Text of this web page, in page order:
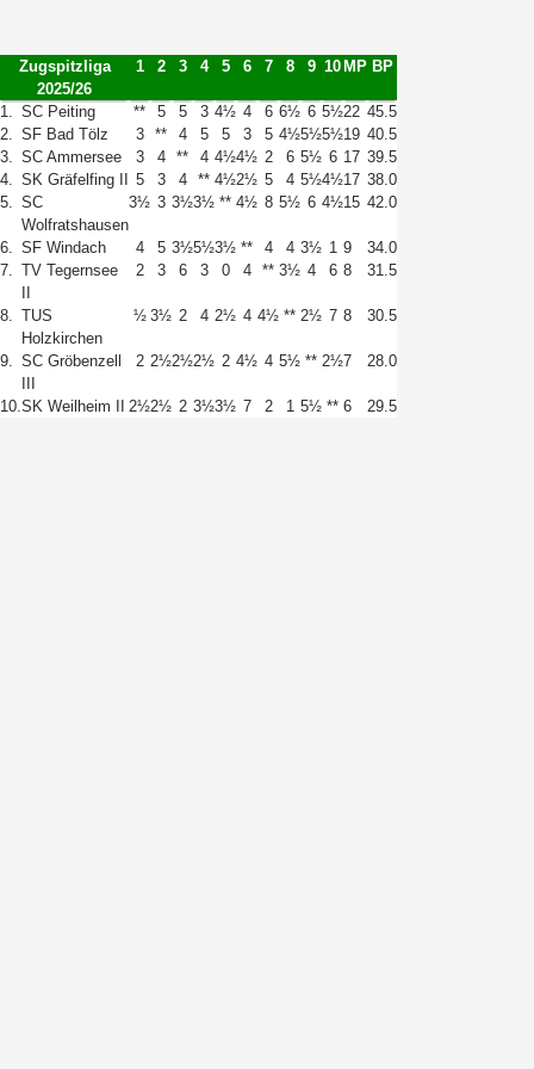
Zugspitzliga
2025/26
1 2 3 4 5 6 7 8 9 10 MP BP
1. SC Peiting ** 5 5 3 4½ 4 6 6½ 6 5½22 45.5
2. SF Bad Tölz 3 ** 4 5 5 3 5 4½5½5½19 40.5
3. SC Ammersee 3 4 ** 4 4½4½ 2 6 5½ 6 17 39.5
4. SK Gräfelfing II 5 3 4 ** 4½2½ 5 4 5½4½17 38.0
5. SC
Wolfratshausen
3½ 3 3½3½ ** 4½ 8 5½ 6 4½15 42.0
6. SF Windach 4 5 3½5½3½ ** 4 4 3½ 1 9
34.0
7. TV Tegernsee
2 3 6 3 0 4 ** 3½ 4 6 8 31.5
8. TUS
Holzkirchen
½ 3½ 2 4 2½ 4 4½ ** 2½ 7 8 30.5
9. SC Gröbenzell
2 2½2½2½ 2 4½ 4 5½ ** 2½7 28.0
10.SK Weilheim II 2½2½ 2 3½3½ 7 2 1 5½ ** 6 29.5